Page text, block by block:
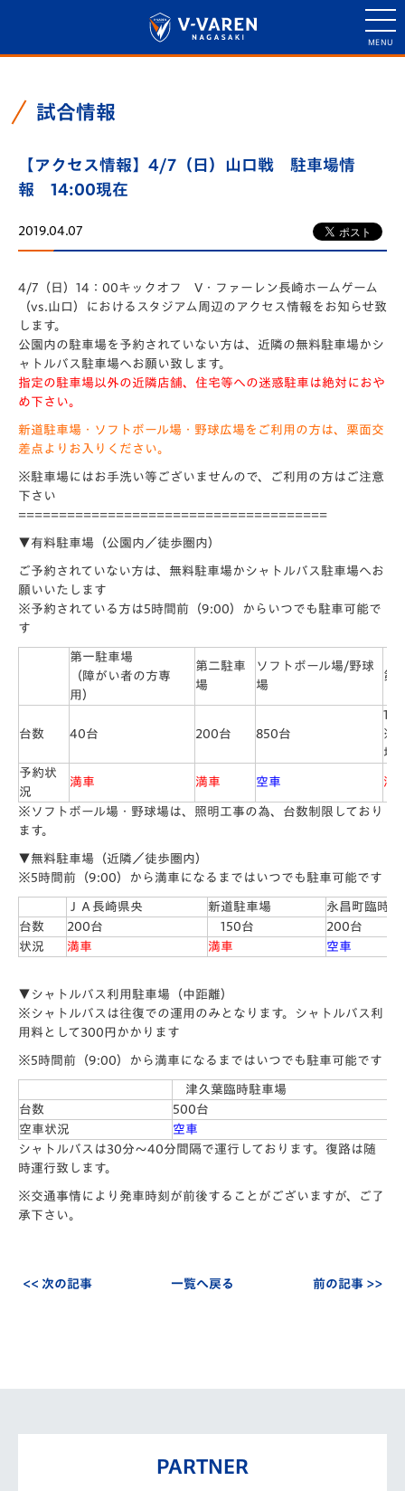
試合情報
【アクセス情報】4/7（日）山口戦 駐車場情
報 14:00現在
2019.04.07
4/7（日）14：00キックオフ V・ファーレン長崎ホームゲーム
（vs.山口）におけるスタジアム周辺のアクセス情報をお知らせ致
します。
公園内の駐車場を予約されていない方は、近隣の無料駐車場かシ
ャトルバス駐車場へお願い致します。
指定の駐車場以外の近隣店舗、住宅等への迷惑駐車は絶対におや
め下さい。
新道駐車場・ソフトボール場・野球広場をご利用の方は、栗面交
差点よりお入りください。
※駐車場にはお手洗い等ございませんので、ご利用の方はご注意
下さい
======================================
▼有料駐車場（公園内／徒歩圏内）
ご予約されていない方は、無料駐車場かシャトルバス駐車場へお
願いいたします
※予約されている方は5時間前（9:00）からいつでも駐車可能で
す
第一駐車場
（障がい者の方専
用）
第二駐車
場
ソフトボール場/野球
場
第
台数 40台 200台 850台
※
場
予約状
況
満車 満車 空車 満
※ソフトボール場・野球場は、照明工事の為、台数制限しており
ます。
▼無料駐車場（近隣／徒歩圏内）
※5時間前（9:00）から満車になるまではいつでも駐車可能です
ＪＡ長崎県央 新道駐車場
永昌町臨時駐
台数
200台 150台
200台
状況
満車 満車 空車
▼シャトルバス利用駐車場（中距離）
※シャトルバスは往復での運用のみとなります。シャトルバス利
用料として300円かかります
※5時間前（9:00）から満車になるまではいつでも駐車可能です
津久葉臨時駐車場
台数
500台
空車状況
空車
シャトルバスは30分～40分間隔で運行しております。復路は随
時運行致します。
※交通事情により発車時刻が前後することがございますが、ご了
承下さい。
<< 次の記事 一覧へ戻る 前の記事 >>
PARTNER